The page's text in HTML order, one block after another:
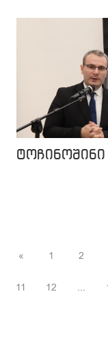
ტოჩინოშინი
« 1 2
11 12 ...